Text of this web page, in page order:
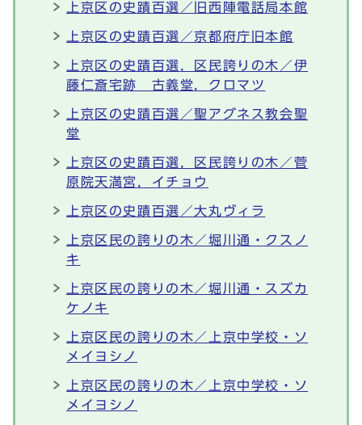
上京区の史蹟百選／旧西陣電話局本館
上京区の史蹟百選／京都府庁旧本館
上京区の史蹟百選，区民誇りの木／伊
藤仁斎宅跡 古義堂，クロマツ
上京区の史蹟百選／聖アグネス教会聖
堂
上京区の史蹟百選，区民誇りの木／菅
原院天満宮，イチョウ
上京区の史蹟百選／大丸ヴィラ
上京区民の誇りの木／堀川通・クスノ
キ
上京区民の誇りの木／堀川通・スズカ
ケノキ
上京区民の誇りの木／上京中学校・ソ
メイヨシノ
上京区民の誇りの木／上京中学校・ソ
メイヨシノ